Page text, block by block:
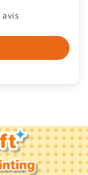
avis